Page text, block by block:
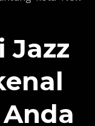
Jazz